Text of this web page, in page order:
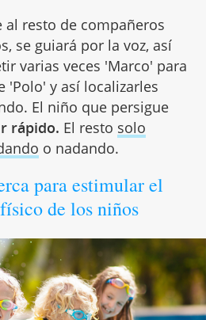
al resto de compañeros
se guiará por la voz, así
varias veces 'Marco' para
'Polo' y así localizarles
El niño que persigue
rápido. El resto solo
o nadando.
para estimular el
de los niños